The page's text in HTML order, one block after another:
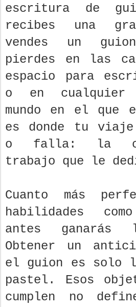
escritura de
recibes una
vendes un
pierdes en las
espacio para
o en cualquier
mundo en el que
es donde tu
o falla: la
trabajo que le
Cuanto más
habilidades
antes ganarás
Obtener un
el guion es solo
pastel. Esos
cumplen no